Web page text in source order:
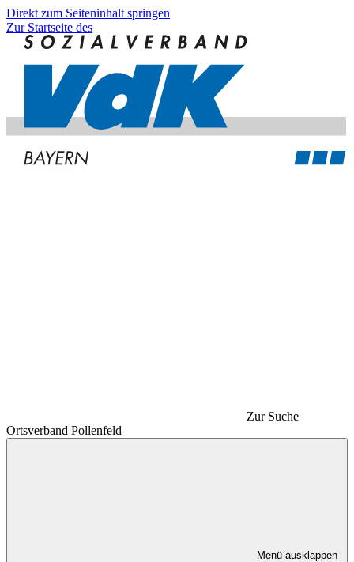
Direkt zum Seiteninhalt springen
Zur Startseite des
Zur Suche
Ortsverband Pollenfeld
Menü ausklappen